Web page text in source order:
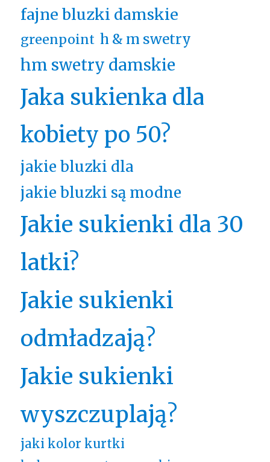
fajne bluzki damskie
greenpoint h & m swetry
hm swetry damskie
Jaka sukienka dla
kobiety po 50?
jakie bluzki dla
jakie bluzki są modne
Jakie sukienki dla 30
latki?
Jakie sukienki
odmładzają?
Jakie sukienki
wyszczuplają?
jaki kolor kurtki